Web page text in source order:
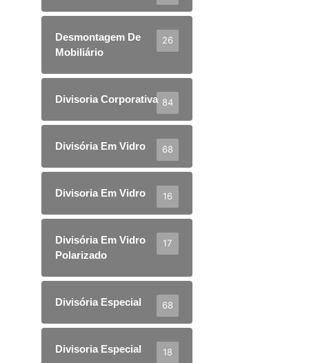
Desmontagem De
Mobiliário
26
Divisoria Corporativa 84
Divisória Em Vidro 68
Divisoria Em Vidro 16
Divisória Em Vidro
Polarizado
17
Divisória Especial 68
Divisoria Especial 18